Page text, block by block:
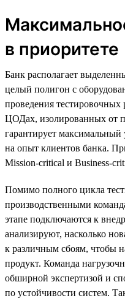
в приоритете
Банк располагает
целый полигон с
проведения тестировочных
ЦОДах, изолированных от
гарантирует максимальный
на опыт клиентов банка.
Mission-critical и Business-
Помимо полного цикла
производственными
этапе подключаются к
анализируют, насколько
к различным сбоям, чтобы
продукт. Команда
обширной экспертизой и
по устойчивости систем.